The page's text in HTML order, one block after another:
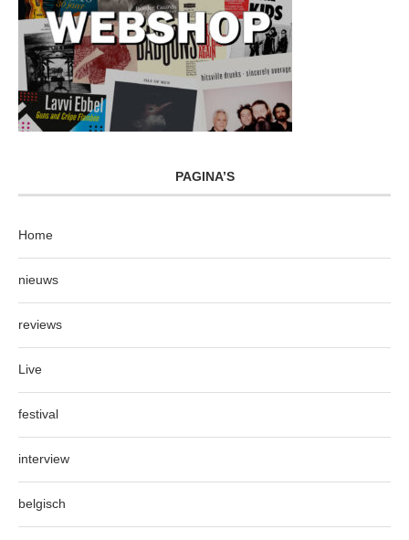
PAGINA’S
Home
nieuws
reviews
Live
festival
interview
belgisch